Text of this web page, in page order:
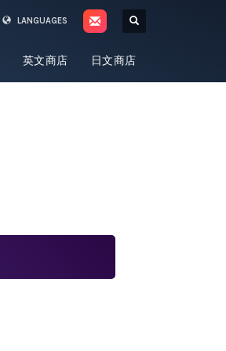
LANGUAGES
英文商店 日文商店